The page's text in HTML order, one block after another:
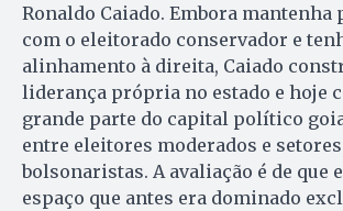
Ronaldo Caiado. Embora
com o eleitorado conservador e
alinhamento à direita, Caiado
liderança própria no estado e hoje
grande parte do capital político
entre eleitores moderados e
bolsonaristas. A avaliação é de que
espaço que antes era dominado